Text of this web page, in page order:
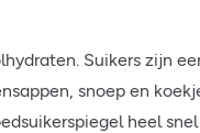
Suikers zijn
snoep en
heel